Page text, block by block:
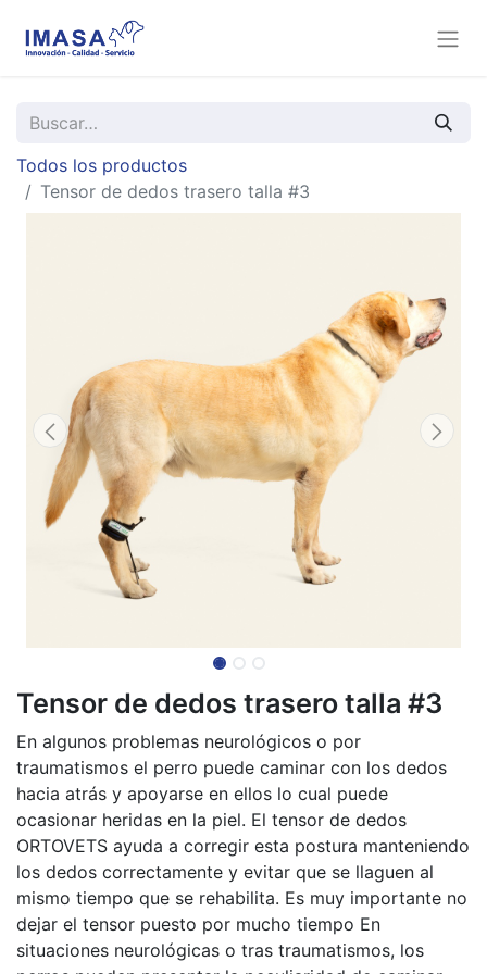
Todos los productos
Tensor de dedos trasero talla #3
Tensor de dedos trasero talla #3
En algunos problemas neurológicos o por
traumatismos el perro puede caminar con los dedos
hacia atrás y apoyarse en ellos lo cual puede
ocasionar heridas en la piel. El tensor de dedos
ORTOVETS ayuda a corregir esta postura manteniendo
los dedos correctamente y evitar que se llaguen al
mismo tiempo que se rehabilita. Es muy importante no
dejar el tensor puesto por mucho tiempo En
situaciones neurológicas o tras traumatismos, los